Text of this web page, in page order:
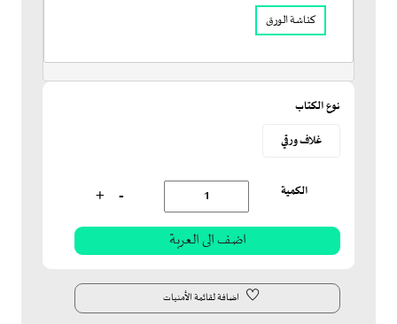
كناشة الورق
نوع الكتاب
غلاف ورقي
الكمية -
+
اضافة لقائمة الأمنيات